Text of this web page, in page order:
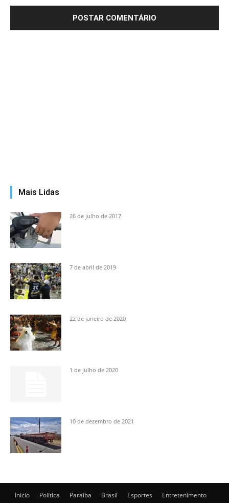
Mais Lidas
26 de julho de 2017
7 de abril de 2019
22 de janeiro de 2020
1 de julho de 2020
10 de dezembro de 2021
Início Política Paraíba Brasil Esportes
Entretenimento